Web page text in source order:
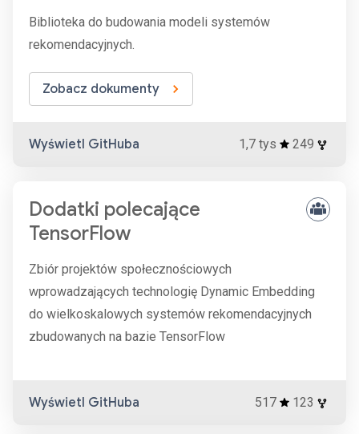
Biblioteka do budowania modeli systemów
rekomendacyjnych.
Zobacz dokumenty
Wyświetl GitHuba 1,7 tys 249
Dodatki polecające
TensorFlow
Zbiór projektów społecznościowych
wprowadzających technologię Dynamic Embedding
do wielkoskalowych systemów rekomendacyjnych
zbudowanych na bazie TensorFlow
Wyświetl GitHuba 517 123